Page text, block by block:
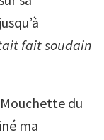
fait soudain
du
ma